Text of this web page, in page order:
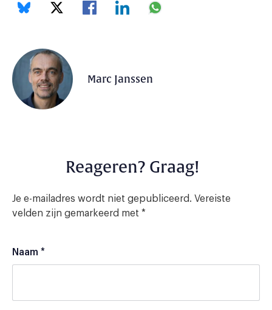
Marc Janssen
Reageren? Graag!
Je e-mailadres wordt niet gepubliceerd. Vereiste
velden zijn gemarkeerd met *
Naam *